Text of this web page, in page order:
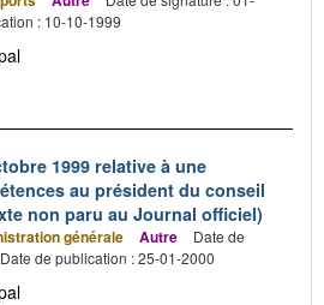
: 10-10-1999
1999 relative à une
au président du conseil
non paru au Journal officiel)
générale Autre
Date de
Date de publication : 25-01-2000